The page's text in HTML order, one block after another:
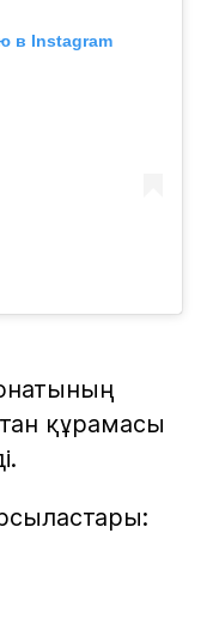
в Instagram
құрамасы